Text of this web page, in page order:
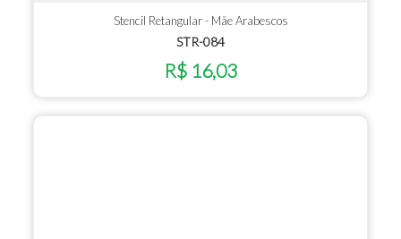
Stencil Retangular - Mãe Arabescos
STR-084
R$ 16,03